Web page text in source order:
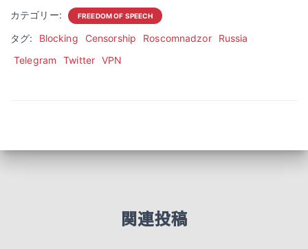
カテゴリー: FREEDOM OF SPEECH
タグ: Blocking Censorship Roscomnadzor
Russia
Telegram
Twitter VPN
関連投稿